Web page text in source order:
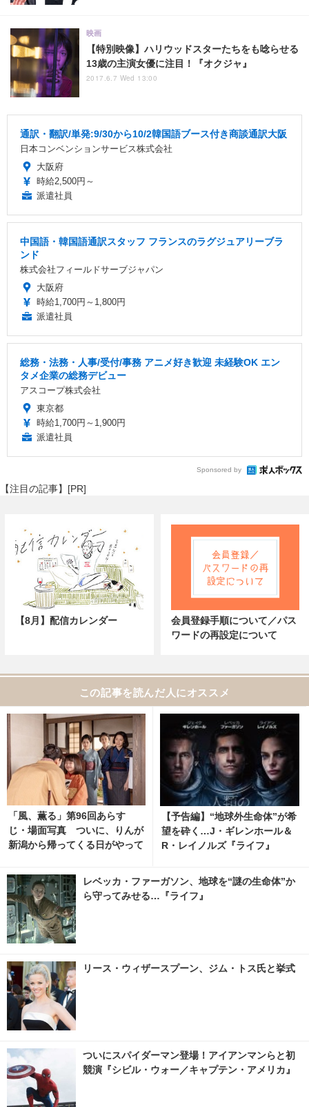
【特別映像】ハリウッドスターたちをも唸らせる
13歳の主演女優に注目！『オクジャ』
映画
2017.6.7 Wed 13:00
通訳・翻訳/単発:9/30から10/2韓国語ブース付き商談通訳大阪
日本コンベンションサービス株式会社
大阪府
時給2,500円～
派遣社員
中国語・韓国語通訳スタッフ フランスのラグジュアリーブラ
ンド
株式会社フィールドサーブジャパン
大阪府
時給1,700円～1,800円
派遣社員
総務・法務・人事/受付/事務 アニメ好き歓迎 未経験OK エン
タメ企業の総務デビュー
アスコープ株式会社
東京都
時給1,700円～1,900円
派遣社員
Sponsored by
【注目の記事】[PR]
【8月】配信カレンダー
会員登録手順について／パス
ワードの再設定について
この記事を読んだ人にオススメ
「風、薫る」第96回あらす
じ・場面写真 ついに、りんが
新潟から帰ってくる日がやって
真・画像 | cinemacafe.net
【予告編】“地球外生命体”が希
望を砕く…J・ギレンホール＆
R・レイノルズ『ライフ』
レベッカ・ファーガソン、地球を“謎の生命体”か
ら守ってみせる…『ライフ』
リース・ウィザースプーン、ジム・トス氏と挙式
ついにスパイダーマン登場！アイアンマンらと初
競演『シビル・ウォー／キャプテン・アメリカ』